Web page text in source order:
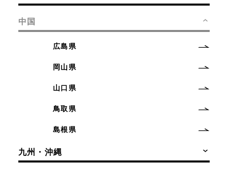
中国
広島県
岡山県
山口県
鳥取県
島根県
九州・沖縄